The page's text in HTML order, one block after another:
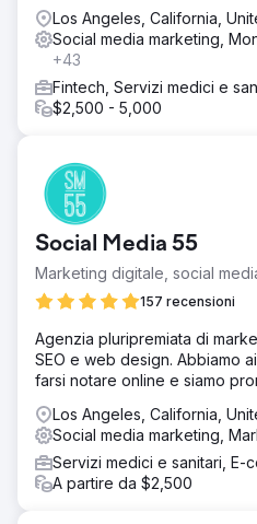
Los Angeles, California,
Social media marketing,
+43
Fintech, Servizi medici e
$2,500 - 5,000
Social Media 55
Marketing digitale, social
157 recensioni
Agenzia pluripremiata di
SEO e web design. Abbiamo
farsi notare online e siamo
Los Angeles, California,
Social media marketing,
Servizi medici e sanitari, E-
A partire da $2,500